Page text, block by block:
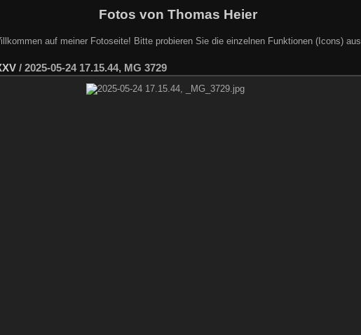
Fotos von Thomas Heier
auf meiner Fotoseite! Bitte probieren Sie die einzelnen Funktionen (Icons) aus.
/ 2025-05-24 17.15.44, MG 3729